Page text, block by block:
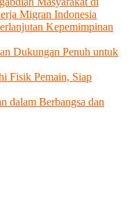
Migran Indonesia
Kepemimpinan
Dukungan Penuh untuk
Fisik Pemain, Siap
dalam Berbangsa dan